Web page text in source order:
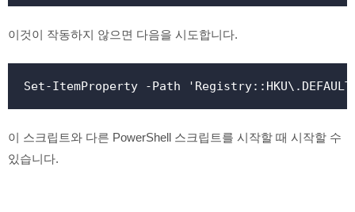
이것이 작동하지 않으면 다음을 시도합니다.
Set-ItemProperty -Path
이 스크립트와 다른 PowerShell 스크립트를 시작할 때 시작할 수
있습니다.